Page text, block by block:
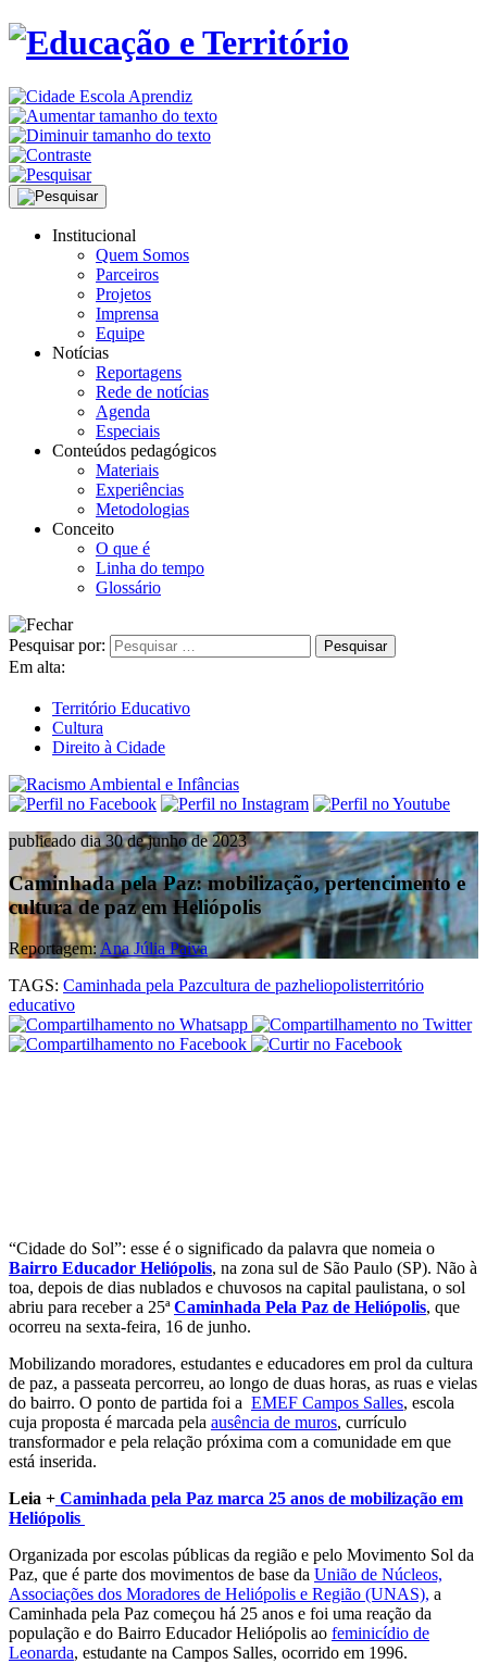
Institucional
Quem Somos
Parceiros
Projetos
Imprensa
Equipe
Notícias
Reportagens
Rede de notícias
Agenda
Especiais
Conteúdos pedagógicos
Materiais
Experiências
Metodologias
Conceito
O que é
Linha do tempo
Glossário
Pesquisar por:
Em alta:
Território Educativo
Cultura
Direito à Cidade
publicado dia 30 de junho de 2023
Caminhada pela Paz: mobilização, pertencimento e
cultura de paz em Heliópolis
Reportagem: Ana Júlia Paiva
TAGS: Caminhada pela Pazcultura de pazheliopolisterritório
educativo
“Cidade do Sol”: esse é o significado da palavra que nomeia o
Bairro Educador Heliópolis, na zona sul de São Paulo (SP). Não à
toa, depois de dias nublados e chuvosos na capital paulistana, o sol
abriu para receber a 25ªCaminhada Pela Paz de Heliópolis, que
ocorreu na sexta-feira, 16 de junho.
Mobilizando moradores, estudantes e educadores em prol da cultura
de paz, a passeata percorreu, ao longo de duas horas, as ruas e vielas
do bairro. O ponto de partida foi a EMEF Campos Salles, escola
cuja proposta é marcada pela ausência de muros, currículo
transformador e pela relação próxima com a comunidade em que
está inserida.
Leia + Caminhada pela Paz marca 25 anos de mobilização em
Heliópolis
Organizada por escolas públicas da região e pelo Movimento Sol da
Paz, que é parte dos movimentos de base da União de Núcleos,
Associações dos Moradores de Heliópolis e Região (UNAS), a
Caminhada pela Paz começou há 25 anos e foi uma reação da
população e do Bairro Educador Heliópolis ao feminicídio de
Leonarda, estudante na Campos Salles, ocorrido em 1996.